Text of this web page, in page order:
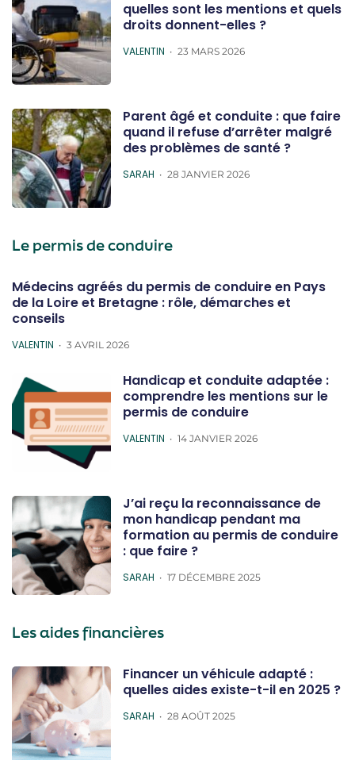
quelles sont les mentions et quels
droits donnent-elles ?
POSTED
VALENTIN 23 MARS 2026
Parent âgé et conduite : que faire
quand il refuse d’arrêter malgré
des problèmes de santé ?
POSTED
SARAH 28 JANVIER 2026
Le permis de conduire
Médecins agréés du permis de conduire en Pays
de la Loire et Bretagne : rôle, démarches et
conseils
POSTED
VALENTIN 3 AVRIL 2026
Handicap et conduite adaptée :
comprendre les mentions sur le
permis de conduire
POSTED
VALENTIN 14 JANVIER 2026
J’ai reçu la reconnaissance de
mon handicap pendant ma
formation au permis de conduire
: que faire ?
POSTED
SARAH 17 DÉCEMBRE 2025
Les aides financières
Financer un véhicule adapté :
quelles aides existe-t-il en 2025 ?
POSTED
SARAH 28 AOÛT 2025